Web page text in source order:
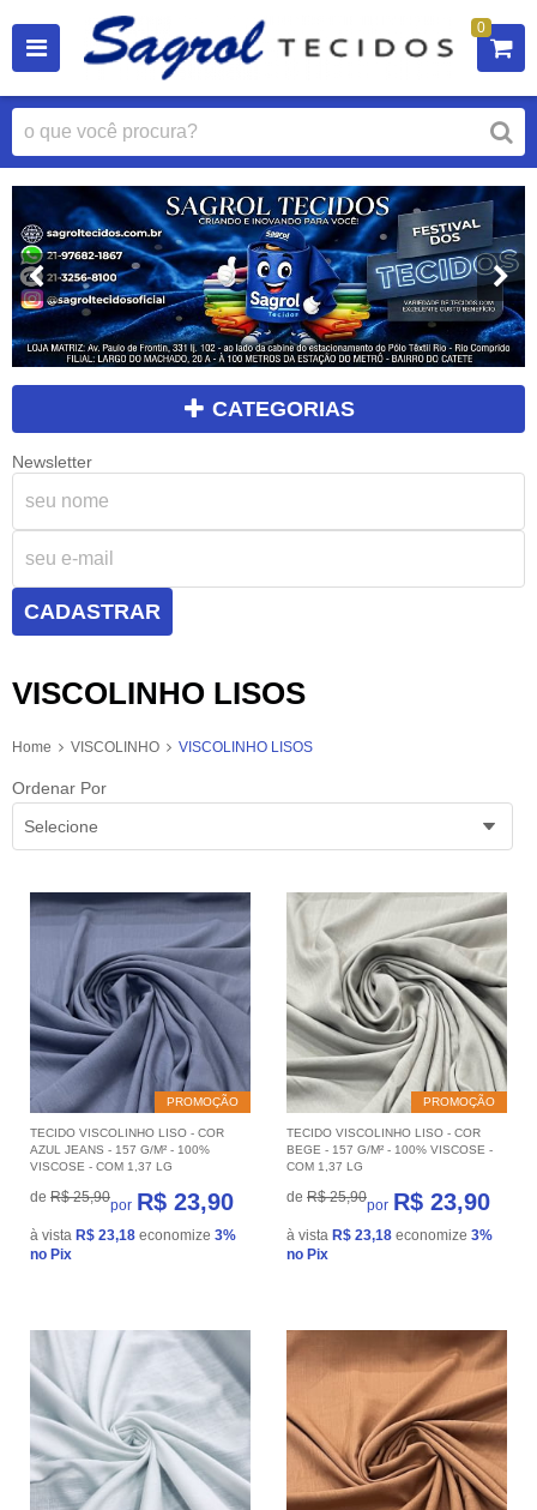
0
CATEGORIAS
Newsletter
CADASTRAR
VISCOLINHO LISOS
Home VISCOLINHO VISCOLINHO LISOS
Ordenar Por
Selecione
PROMOÇÃO
TECIDO VISCOLINHO LISO - COR
AZUL JEANS - 157 G/M² - 100%
VISCOSE - COM 1,37 LG
de R$ 25,90por R$ 23,90
à vista R$ 23,18 economize 3%
no Pix
PROMOÇÃO
TECIDO VISCOLINHO LISO - COR
BEGE - 157 G/M² - 100% VISCOSE -
COM 1,37 LG
de R$ 25,90por R$ 23,90
à vista R$ 23,18 economize 3%
no Pix